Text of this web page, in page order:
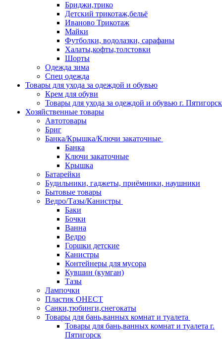
Бриджи,трико
Детский трикотаж,бельё
Иваново Трикотаж
Майки
Футболки, водолазки, сарафаны
Халаты,кофты,толстовки
Шорты
Одежда зима
Спец одежда
Товары для ухода за одеждой и обувью
Крем для обуви
Товары для ухода за одеждой и обувью г. Пятигорск
Хозяйственные товары
Автотовары
Бриг
Банка/Крышка/Ключи закаточные
Банка
Ключи закаточные
Крышка
Батарейки
Будильники, гаджеты, приёмники, наушники
Бытовые товары
Ведро/Тазы/Канистры
Баки
Бочки
Ванна
Ведро
Горшки детские
Канистры
Контейнеры для мусора
Кувшин (кумган)
Тазы
Лампочки
Пластик ОНЕСТ
Санки,тюбинги,снегокаты
Товары для бань,ванных комнат и туалета
Товары для бань,ванных комнат и туалета г.
Пятигорск